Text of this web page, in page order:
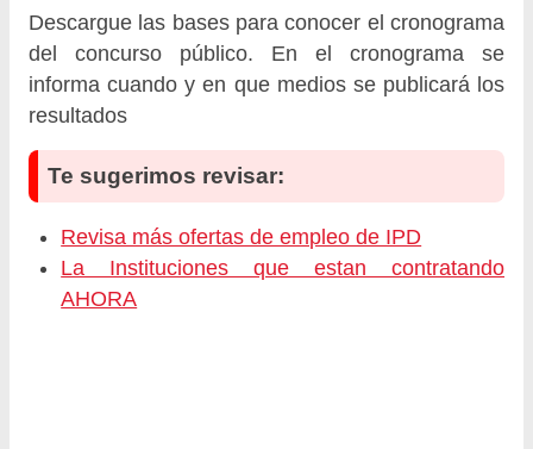
Descargue las bases para conocer el cronograma
del concurso público. En el cronograma se
informa cuando y en que medios se publicará los
resultados
Te sugerimos revisar:
Revisa más ofertas de empleo de IPD
La Instituciones que estan contratando
AHORA